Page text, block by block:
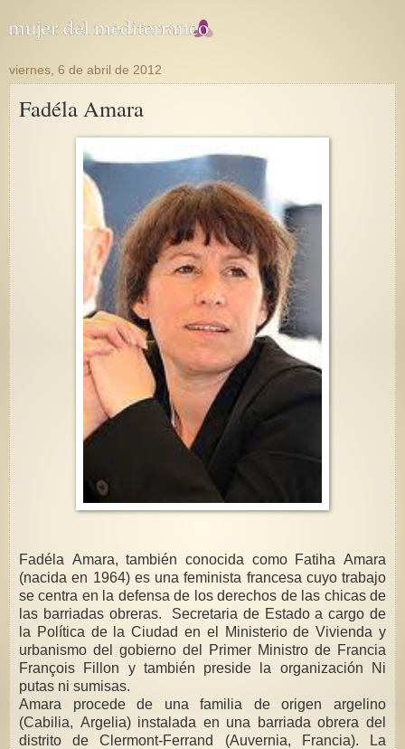
viernes, 6 de abril de 2012
Fadéla Amara
Fadéla Amara, también conocida como Fatiha Amara
(nacida en 1964) es una feminista francesa cuyo trabajo
se centra en la defensa de los derechos de las chicas de
las barriadas obreras. Secretaria de Estado a cargo de
la Política de la Ciudad en el Ministerio de Vivienda y
urbanismo del gobierno del Primer Ministro de Francia
François Fillon y también preside la organización Ni
putas ni sumisas.
Amara procede de una familia de origen argelino
(Cabilia, Argelia) instalada en una barriada obrera del
distrito de Clermont-Ferrand (Auvernia, Francia). La